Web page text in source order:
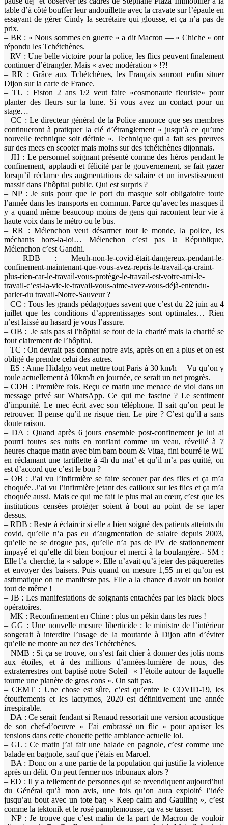
table d’à côté bouffer leur andouillette avec la cravate sur l’épaule en
essayant de gérer Cindy la secrétaire qui glousse, et ça n’a pas de
prix.
– BR : « Nous sommes en guerre » a dit Macron — « Chiche » ont
répondu les Tchétchènes.
– RV : Une belle victoire pour la police, les flics peuvent finalement
continuer d’étrangler. Mais « avec modération » !?!
– RR : Grâce aux Tchétchènes, les Français sauront enfin situer
Dijon sur la carte de France.
– TU : Fiston 2 ans 1/2 veut faire «cosmonaute fleuriste» pour
planter des fleurs sur la lune. Si vous avez un contact pour un
stage…
– CC : Le directeur général de la Police annonce que ses membres
continueront à pratiquer la clé d’étranglement « jusqu’à ce qu’une
nouvelle technique soit définie ». Technique qui a fait ses preuves
sur des mecs en scooter mais moins sur des tchétchènes dijonnais.
– JH : Le personnel soignant présenté comme des héros pendant le
confinement, applaudi et félicité par le gouvernement, se fait gazer
lorsqu’il réclame des augmentations de salaire et un investissement
massif dans l’hôpital public. Qui est surpris ?
– NP : Je suis pour que le port du masque soit obligatoire toute
l’année dans les transports en commun. Parce qu’avec les masques il
y a quand même beaucoup moins de gens qui racontent leur vie à
haute voix dans le métro ou le bus.
– RR : Mélenchon veut désarmer tout le monde, la police, les
méchants hors-la-loi… Mélenchon c’est pas la République,
Mélenchon c’est Gandhi.
– RDB : Meuh-non-le-covid-était-dangereux-pendant-le-
confinement-maintenant-que-vous-avez-repris-le-travail-ça-craint-
plus-rien-car-le-travail-vous-protège-le-travail-est-votre-ami-le-
travail-c’est-la-vie-le-travail-vous-aime-avez-vous-déjà-entendu-
parler-du travail-Notre-Sauveur ?
– CC : Tous les grands pédagogues savent que c’est du 22 juin au 4
juillet que les conditions d’apprentissages sont optimales… Rien
n’est laissé au hasard je vous l’assure.
– OB : Je sais pas si l’hôpital se fout de la charité mais la charité se
fout clairement de l’hôpital.
– TC : On devrait pas donner notre avis, après on en a plus et on est
obligé de prendre celui des autres.
– ES : Anne Hidalgo veut mettre tout Paris à 30 km/h —Vu qu’on y
roule actuellement à 10km/h en journée, ce serait un net progrès.
– CDH : Première fois. Reçu ce matin une menace de viol dans un
message privé sur WhatsApp. Ce qui me fascine ? Le sentiment
d’impunité. Le mec écrit avec son téléphone. Il sait qu’on peut le
retrouver. Il pense qu’il ne risque rien. Le pire ? C’est qu’il a sans
doute raison.
– DA : Quand après 6 jours ensemble post-confinement je lui ai
pourri toutes ses nuits en ronflant comme un veau, réveillé à 7
heures chaque matin avec bim bam boum & Vitaa, fini bourré le WE
en réclamant une tartiflette à 4h du mat’ et qu’il m’a pas quitté, on
est d’accord que c’est le bon ?
– OB : J’ai vu l’infirmière se faire secouer par des flics et ça m’a
choquée. J’ai vu l’infirmière jetant des cailloux sur les flics et ça m’a
choquée aussi. Mais ce qui me fait le plus mal au cœur, c’est que les
institutions censées protéger soient à bout au point de se taper
dessus.
– RDB : Reste à éclaircir si elle a bien soigné des patients atteints du
covid, qu’elle n’a pas eu d’augmentation de salaire depuis 2003,
qu’elle ne se drogue pas, qu’elle n’a pas de PV de stationnement
impayé et qu’elle dit bien bonjour et merci à la boulangère.- SM :
Elle l’a cherché, la « salope ». Elle n’avait qu’à jeter des pâquerettes
et envoyer des baisers. Puis quand on mesure 1,55 m et qu’on est
asthmatique on ne manifeste pas. Elle a la chance d avoir un boulot
tout de même !
– JB : Les manifestations de soignants entachées par les black blocs
opératoires.
– MK : Reconfinement en Chine : plus un pékin dans les rues !
– GG : Une nouvelle mesure liberticide : le ministre de l’intérieur
songerait à interdire l’usage de la moutarde à Dijon afin d’éviter
qu’elle ne monte au nez des Tchétchènes.
– NMB : Si ça se trouve, on s’est fait chier à donner des jolis noms
aux étoiles, et à des millions d’années-lumière de nous, des
extraterrestres ont baptisé notre Soleil « l’étoile autour de laquelle
tourne une planète de gros cons ». On sait pas.
– CEMT : Une chose est sûre, c’est qu’entre le COVID-19, les
étouffements et les lacrymos, 2020 est définitivement une année
irrespirable.
– DA : Ce serait fendant si Renaud ressortait une version acoustique
de son chef-d’oeuvre « J’ai embrassé un flic » pour apaiser les
tensions dans cette chouette petite ambiance actuelle lol.
– GL : Ce matin j’ai fait une balade en pagnole, c’est comme une
balade en bagnole, sauf que j’étais en Marcel.
– BA : Donc on a une partie de la population qui justifie la violence
après un délit. On peut fermer nos tribunaux alors ?
– ED : Il y a tellement de personnes qui se revendiquent aujourd’hui
du Général qu’à mon avis, une fois qu’on aura exploité l’idée
jusqu’au bout avec un tote bag « Keep calm and Gaulling », c’est
comme la tektonik et le rosé pamplemousse, ça va se tasser.
– NP : Je trouve que c’est malin de la part de Macron de vouloir